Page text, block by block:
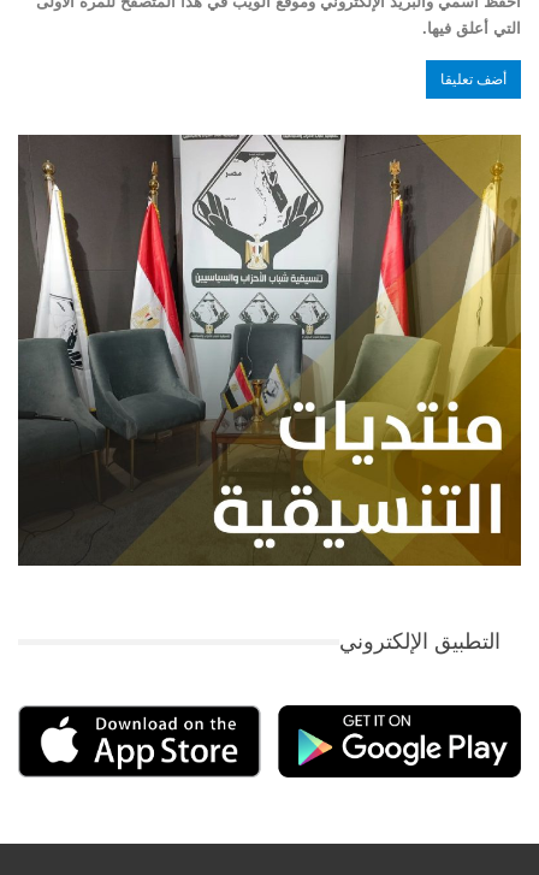
التي أعلق فيها.
التطبيق الإلكتروني